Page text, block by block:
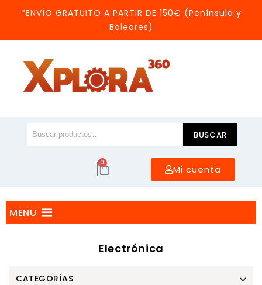
*ENVÍO GRATUITO A PARTIR DE 150€ (Península y
Baleares)
BUSCAR
0
Mi cuenta
MENU
Electrónica
CATEGORÍAS